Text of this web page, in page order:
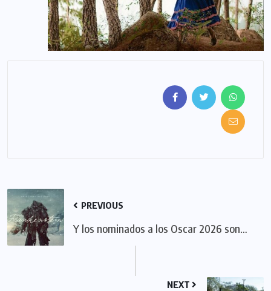
PREVIOUS
Y los nominados a los Oscar 2026 son…
NEXT